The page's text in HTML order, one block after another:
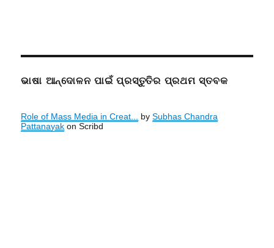
ଭାଷା ଆନ୍ଦୋଳନ ପାଇଁ ପ୍ରସ୍ତୁତିର ପ୍ରଥମ ସ୍ତବକ
Role of Mass Media in Creat... bySubhas Chandra
Pattanayak on Scribd